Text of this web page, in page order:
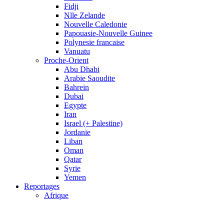
Fidji
Nlle Zelande
Nouvelle Caledonie
Papouasie-Nouvelle Guinee
Polynesie francaise
Vanuatu
Proche-Orient
Abu Dhabi
Arabie Saoudite
Bahrein
Dubai
Egypte
Iran
Israel (+ Palestine)
Jordanie
Liban
Oman
Qatar
Syrie
Yemen
Reportages
Afrique